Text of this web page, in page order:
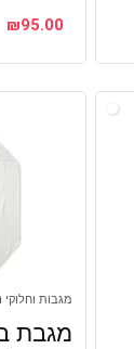
₪95.00
מגבות
מגבת